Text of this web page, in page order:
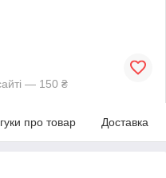
— 150 ₴
про товар Доставка